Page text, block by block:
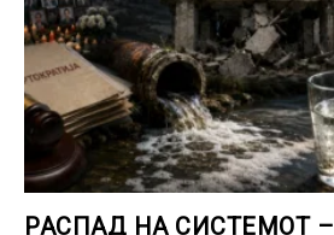
РАСПАД НА СИСТЕМОТ –